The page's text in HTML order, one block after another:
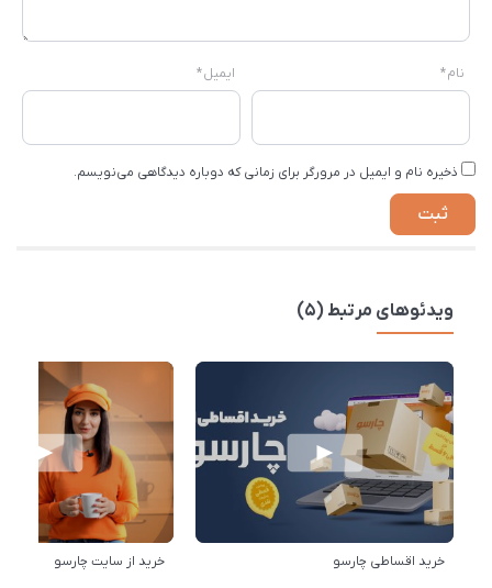
نام* ایمیل*
ذخیره نام و ایمیل در مرورگر برای زمانی که دوباره دیدگاهی می‌نویسم.
ویدئوهای مرتبط (5)
خرید اقساطی چارسو خرید از سایت چارسو